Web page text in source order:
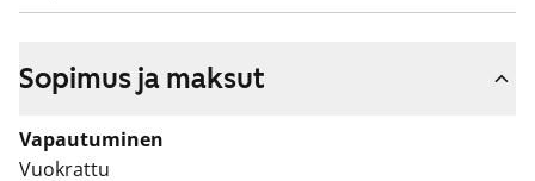
Sopimus ja maksut
Vapautuminen
Vuokrattu